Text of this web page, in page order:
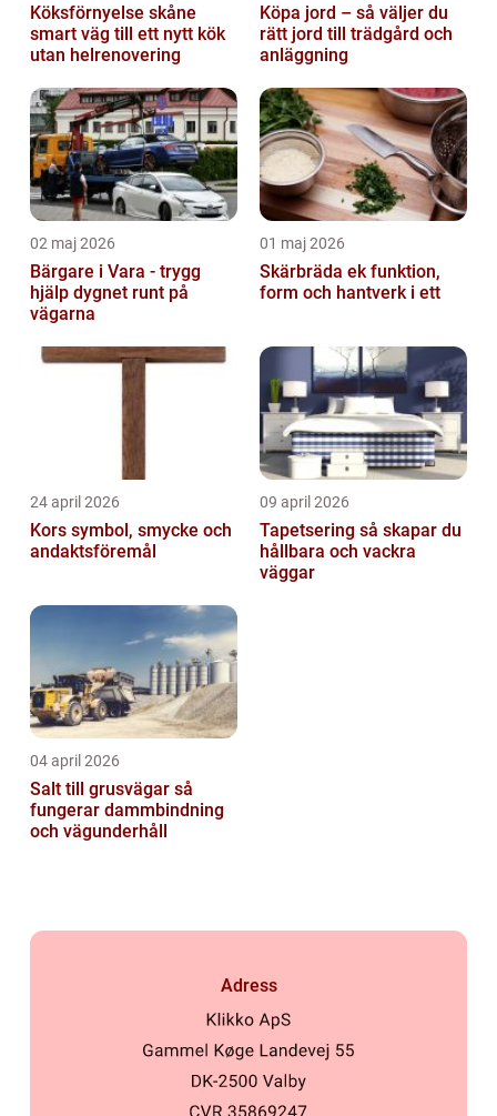
Köksförnyelse skåne
smart väg till ett nytt kök
utan helrenovering
Köpa jord – så väljer du
rätt jord till trädgård och
anläggning
02 maj 2026
Bärgare i Vara - trygg
hjälp dygnet runt på
vägarna
01 maj 2026
Skärbräda ek funktion,
form och hantverk i ett
24 april 2026
Kors symbol, smycke och
andaktsföremål
09 april 2026
Tapetsering så skapar du
hållbara och vackra
väggar
04 april 2026
Salt till grusvägar så
fungerar dammbindning
och vägunderhåll
Adress